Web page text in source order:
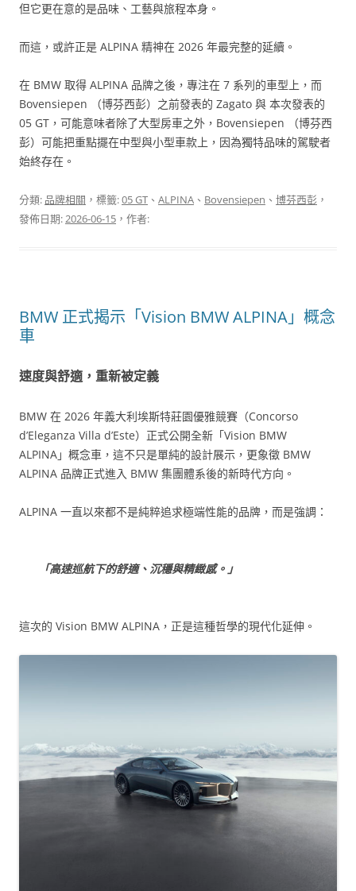
但它更在意的是品味、工藝與旅程本身。
而這，或許正是 ALPINA 精神在 2026 年最完整的延續。
在 BMW 取得 ALPINA 品牌之後，專注在 7 系列的車型上，而
Bovensiepen （博芬西彭）之前發表的 Zagato 與 本次發表的
05 GT，可能意味者除了大型房車之外，Bovensiepen （博芬西
彭）可能把重點擺在中型與小型車款上，因為獨特品味的駕駛者
始終存在。
分類: 品牌相關 ，標籤:05 GT 、 ALPINA 、 Bovensiepen 、 博芬西彭 ，
發佈日期:2026-06-15 ，作者:
BMW 正式揭示「Vision BMW ALPINA」概念
車
速度與舒適，重新被定義
BMW 在 2026 年義大利埃斯特莊園優雅競賽（Concorso
d’Eleganza Villa d’Este）正式公開全新「Vision BMW
ALPINA」概念車，這不只是單純的設計展示，更象徵 BMW
ALPINA 品牌正式進入 BMW 集團體系後的新時代方向。
ALPINA 一直以來都不是純粹追求極端性能的品牌，而是強調：
「高速巡航下的舒適、沉穩與精緻感。」
這次的 Vision BMW ALPINA，正是這種哲學的現代化延伸。